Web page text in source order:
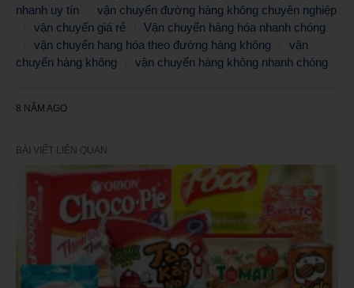
nhanh uy tín
vận chuyển đường hàng không chuyên nghiệp
vận chuyển giá rẻ
Vận chuyển hàng hóa nhanh chóng
vận chuyển hang hóa theo đường hàng không
vận
chuyển hàng không
vận chuyển hàng không nhanh chóng
8 NĂM AGO
BÀI VIẾT LIÊN QUAN